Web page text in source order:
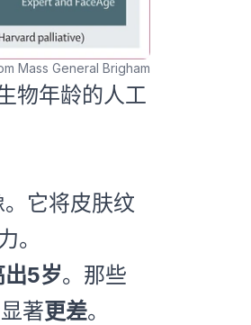
Mass General Brigham
物年龄的人工
它将皮肤纹
。
5岁。那些
著更差。